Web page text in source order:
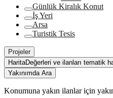
Günlük Kiralık Konut
İş Yeri
Arsa
Turistik Tesis
Projeler
HaritaDeğerleri ve ilanları tematik
Yakınımda Ara
Konumuna yakın ilanlar için